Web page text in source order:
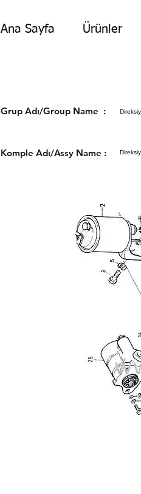
Ana Sayfa Ürünler
Grup Adı/Group Name :
Komple Adı/Assy Name :